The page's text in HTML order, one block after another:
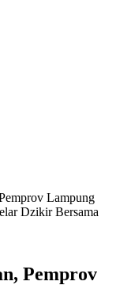
Lampung
Dzikir Bersama
Pemprov